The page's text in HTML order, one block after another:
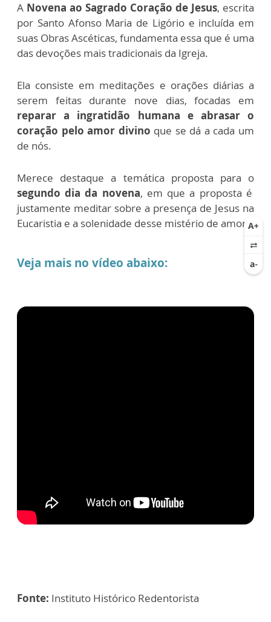
A Novena ao Sagrado Coração de Jesus, escrita
por Santo Afonso Maria de Ligório e incluída em
suas Obras Ascéticas, fundamenta essa que é uma
das devoções mais tradicionais da Igreja.
Ela consiste em meditações e orações diárias a
serem feitas durante nove dias, focadas em
reparar a ingratidão humana e abrasar o
coração pelo amor divino que se dá a cada um
de nós.
Merece destaque a temática proposta para o
segundo dia da novena, em que a proposta é
justamente meditar sobre a presença de Jesus na
Eucaristia e a solenidade desse mistério de amor.
Veja mais no vídeo abaixo:
Fonte: Instituto Histórico Redentorista